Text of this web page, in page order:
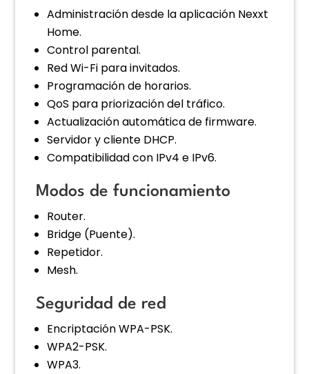
Administración desde la aplicación Nexxt
Home.
Control parental.
Red Wi-Fi para invitados.
Programación de horarios.
QoS para priorización del tráfico.
Actualización automática de firmware.
Servidor y cliente DHCP.
Compatibilidad con IPv4 e IPv6.
Modos de funcionamiento
Router.
Bridge (Puente).
Repetidor.
Mesh.
Seguridad de red
Encriptación WPA-PSK.
WPA2-PSK.
WPA3.